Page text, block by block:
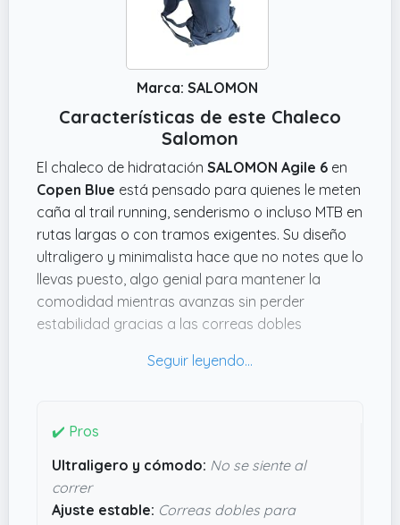
Marca: SALOMON
Características de este Chaleco
Salomon
El chaleco de hidratación SALOMON Agile 6 en
Copen Blue está pensado para quienes le meten
caña al trail running, senderismo o incluso MTB en
rutas largas o con tramos exigentes. Su diseño
ultraligero y minimalista hace que no notes que lo
llevas puesto, algo genial para mantener la
comodidad mientras avanzas sin perder
estabilidad gracias a las correas dobles
pasar el aire para que no te achicharres.
manera en que puedes acceder rápido a la
que en una carrera o una ruta rápida se
agradece un montón. También tiene espacio
para llevar bastones o casco con sus correas,
✔️ Pros
Ultraligero y cómodo: No se siente al
correr
Ajuste estable: Correas dobles para